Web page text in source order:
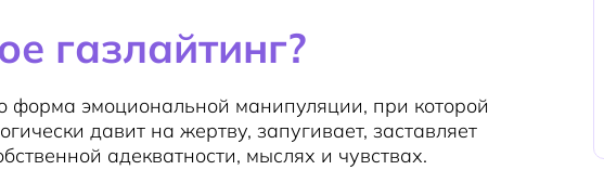
газлайтинг?
форма эмоциональной манипуляции, при которой
давит на жертву, запугивает, заставляет
адекватности, мыслях и чувствах.